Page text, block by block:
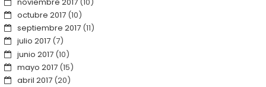
octubre 2017(10)
septiembre 2017(11)
julio 2017(7)
junio 2017(10)
mayo 2017(15)
abril 2017(20)